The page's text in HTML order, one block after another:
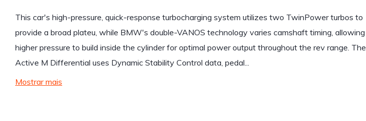
This car's high-pressure, quick-response turbocharging system utilizes two TwinPower turbos to
provide a broad plateu, while BMW's double-VANOS technology varies camshaft timing, allowing
higher pressure to build inside the cylinder for optimal power output throughout the rev range. The
Active M Differential uses Dynamic Stability Control data, pedal...
Mostrar mais